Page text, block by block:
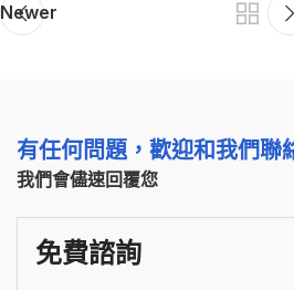
Newer
有任何問題，歡迎和我們聯
我們會儘速回覆您
免費諮詢